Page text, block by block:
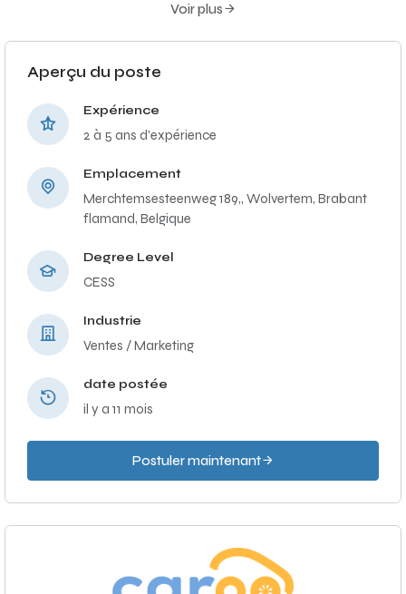
Voir plus
Aperçu du poste
Expérience
2 à 5 ans d'expérience
Emplacement
Merchtemsesteenweg 189,, Wolvertem, Brabant
flamand, Belgique
Degree Level
CESS
Industrie
Ventes / Marketing
date postée
il y a 11 mois
Postuler maintenant